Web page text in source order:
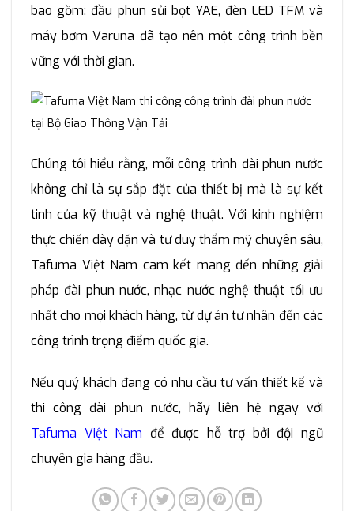
bao gồm: đầu phun sủi bọt YAE, đèn LED TFM và
máy bơm Varuna đã tạo nên một công trình bền
vững với thời gian.
Chúng tôi hiểu rằng, mỗi công trình đài phun nước
không chỉ là sự sắp đặt của thiết bị mà là sự kết
tinh của kỹ thuật và nghệ thuật. Với kinh nghiệm
thực chiến dày dặn và tư duy thẩm mỹ chuyên sâu,
Tafuma Việt Nam cam kết mang đến những giải
pháp đài phun nước, nhạc nước nghệ thuật tối ưu
nhất cho mọi khách hàng, từ dự án tư nhân đến các
công trình trọng điểm quốc gia.
Nếu quý khách đang có nhu cầu tư vấn thiết kế và
thi công đài phun nước, hãy liên hệ ngay với
Tafuma Việt Nam để được hỗ trợ bởi đội ngũ
chuyên gia hàng đầu.